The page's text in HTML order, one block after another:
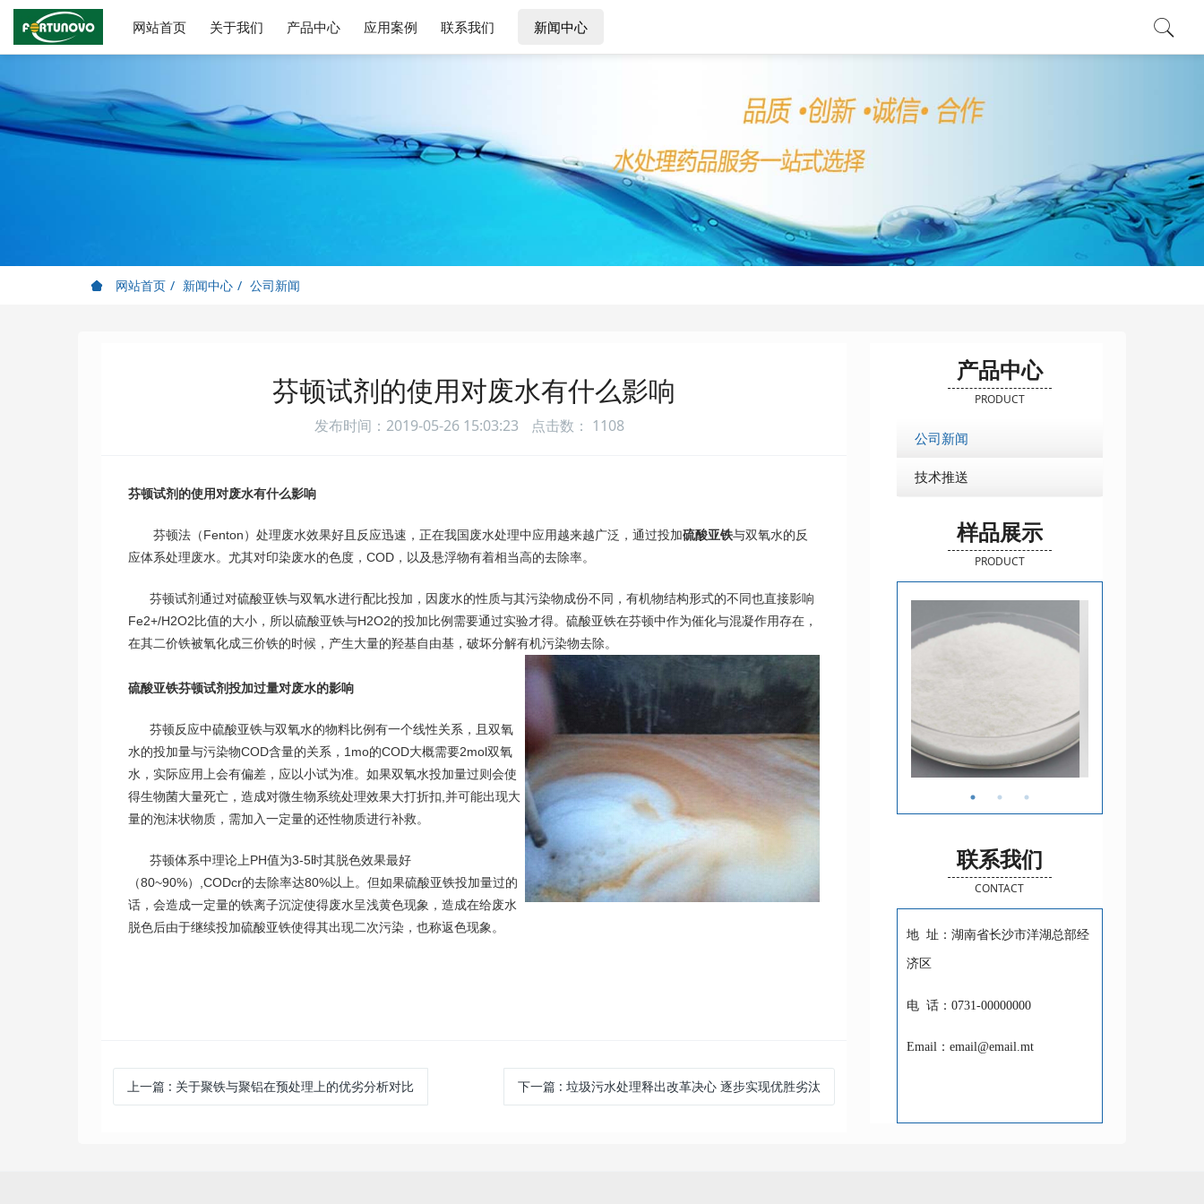
网站首页 关于我们 产品中心 应用案例 联系我们 新闻中心
网站首页 新闻中心 公司新闻
芬顿试剂的使用对废水有什么影响
发布时间：2019-05-26 15:03:23 点击数： 1108
芬顿试剂的使用对废水有什么影响
芬顿法（Fenton）处理废水效果好且反应迅速，正在我国废水处理中应用越来越广泛，通过投加硫酸亚铁与双氧水的反
应体系处理废水。尤其对印染废水的色度，COD，以及悬浮物有着相当高的去除率。
芬顿试剂通过对硫酸亚铁与双氧水进行配比投加，因废水的性质与其污染物成份不同，有机物结构形式的不同也直接影响
Fe2+/H2O2比值的大小，所以硫酸亚铁与H2O2的投加比例需要通过实验才得。硫酸亚铁在芬顿中作为催化与混凝作用存在，
在其二价铁被氧化成三价铁的时候，产生大量的羟基自由基，破坏分解有机污染物去除。
硫酸亚铁芬顿试剂投加过量对废水的影响
芬顿反应中硫酸亚铁与双氧水的物料比例有一个线性关系，且双氧
水的投加量与污染物COD含量的关系，1mo的COD大概需要2mol双氧
水，实际应用上会有偏差，应以小试为准。如果双氧水投加量过则会使
得生物菌大量死亡，造成对微生物系统处理效果大打折扣,并可能出现大
量的泡沫状物质，需加入一定量的还性物质进行补救。
芬顿体系中理论上PH值为3-5时其脱色效果最好
（80~90%）,CODcr的去除率达80%以上。但如果硫酸亚铁投加量过的
话，会造成一定量的铁离子沉淀使得废水呈浅黄色现象，造成在给废水
脱色后由于继续投加硫酸亚铁使得其出现二次污染，也称返色现象。
上一篇 : 关于聚铁与聚铝在预处理上的优劣分析对比 下一篇: 垃圾污水处理释出改革决心 逐步实现优胜劣汰
产品中心
PRODUCT
公司新闻
技术推送
样品展示
PRODUCT
联系我们
CONTACT
地 址：湖南省长沙市洋湖总部经
济区
电 话：0731-00000000
Email：email@email.mt